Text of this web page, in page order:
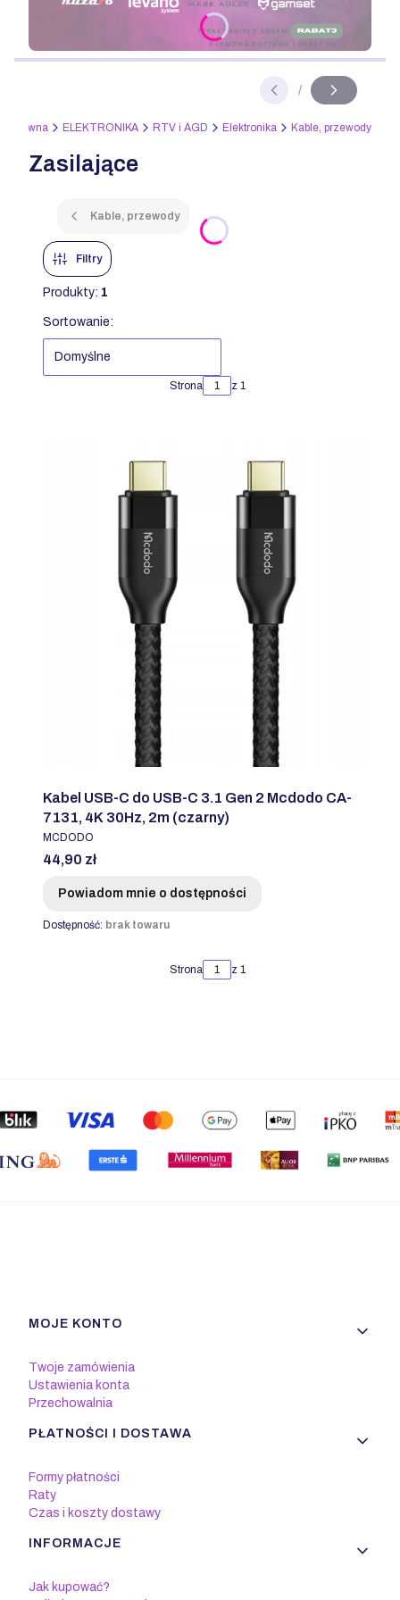
Naciśnij Enter lub spację, aby otworzyć stronę.
Slajd
/
z
główna ELEKTRONIKA RTV i AGD Elektronika Kable, przewody
Zasilające
Kable, przewody
Filtry
Produkty: 1
Lista produktów
Sortowanie:
Domyślne
Strona z 1
Kabel USB-C do USB-C 3.1 Gen 2 Mcdodo CA-
7131, 4K 30Hz, 2m (czarny)
PRODUCENT
MCDODO
Cena
44,90 zł
Powiadom mnie o dostępności
Dostępność: brak towaru
Strona z 1
Linki w stopce
MOJE KONTO
Twoje zamówienia
Ustawienia konta
Przechowalnia
PŁATNOŚCI I DOSTAWA
Formy płatności
Raty
Czas i koszty dostawy
INFORMACJE
Jak kupować?